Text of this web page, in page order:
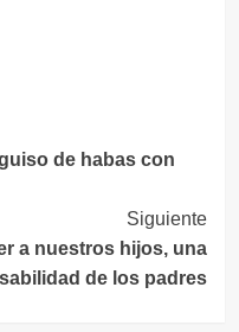
de habas con
Siguiente
a nuestros hijos, una
de los padres